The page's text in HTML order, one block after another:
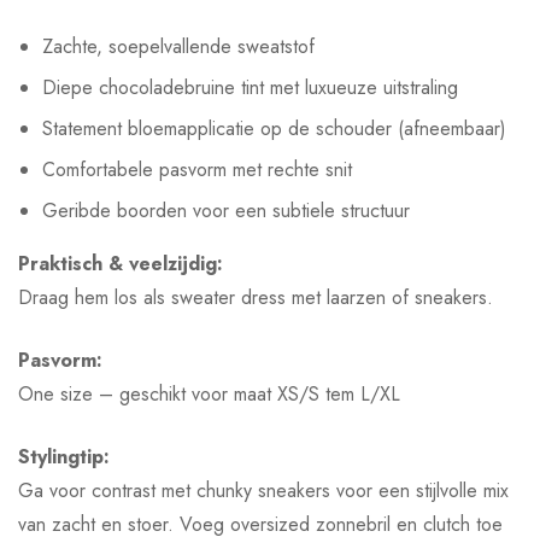
Zachte, soepelvallende sweatstof
Diepe chocoladebruine tint met luxueuze uitstraling
Statement bloemapplicatie op de schouder (afneembaar)
Comfortabele pasvorm met rechte snit
Geribde boorden voor een subtiele structuur
Praktisch & veelzijdig:
Draag hem los als sweater dress met laarzen of sneakers.
Pasvorm:
One size – geschikt voor maat XS/S tem L/XL
Stylingtip:
Ga voor contrast met chunky sneakers voor een stijlvolle mix
van zacht en stoer. Voeg oversized zonnebril en clutch toe